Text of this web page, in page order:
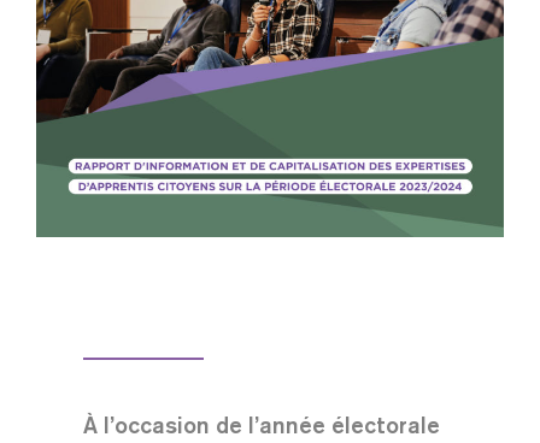
À l’occasion de l’année électorale